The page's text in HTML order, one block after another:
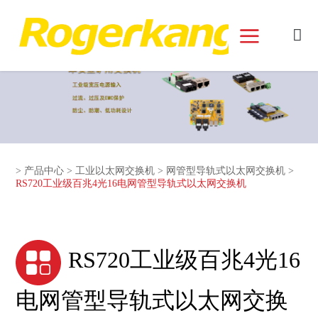
> 产品中心 >工业以太网交换机 > 网管型导轨式以太网交换机 >
RS720工业级百兆4光16电网管型导轨式以太网交换机
RS720工业级百兆4光16
电网管型导轨式以太网交换